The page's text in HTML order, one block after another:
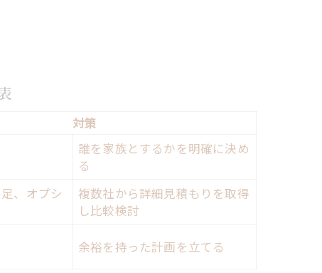
対策
誰を家族とするかを明確に決め
る
、オプシ
複数社から詳細見積もりを取得
し比較検討
余裕を持った計画を立てる